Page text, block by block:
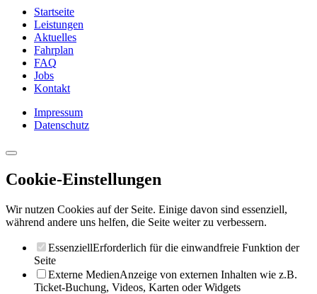
Startseite
Leistungen
Aktuelles
Fahrplan
FAQ
Jobs
Kontakt
Impressum
Datenschutz
Cookie-Einstellungen
Wir nutzen Cookies auf der Seite. Einige davon sind essenziell,
während andere uns helfen, die Seite weiter zu verbessern.
EssenziellErforderlich für die einwandfreie Funktion der
Seite
Externe MedienAnzeige von externen Inhalten wie z.B.
Ticket-Buchung, Videos, Karten oder Widgets